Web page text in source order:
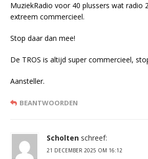
MuziekRadio voor 40 plussers wat radio
extreem commercieel.
Stop daar dan mee!
De TROS is altijd super commercieel,
Aansteller.
BEANTWOORDEN
Scholten schreef:
21 DECEMBER 2025 OM 16:12